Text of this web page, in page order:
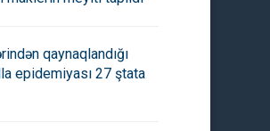
qaynaqlandığı
epidemiyası 27 ştata